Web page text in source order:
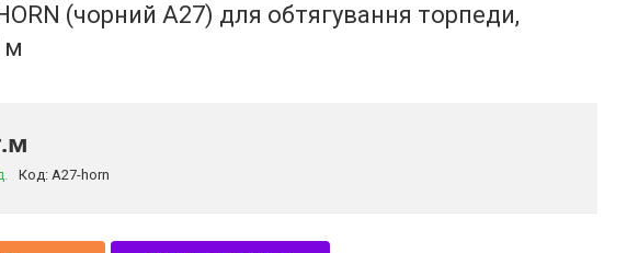
(чорний A27) для обтягування торпеди,
м
Код: A27-horn